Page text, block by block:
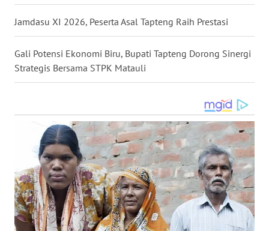
Jamdasu XI 2026, Peserta Asal Tapteng Raih Prestasi
Gali Potensi Ekonomi Biru, Bupati Tapteng Dorong Sinergi
Strategis Bersama STPK Matauli
WN
TAPANULI
SELATAN
WN
WN
KARO
WN
SIMALUNGUN
WN